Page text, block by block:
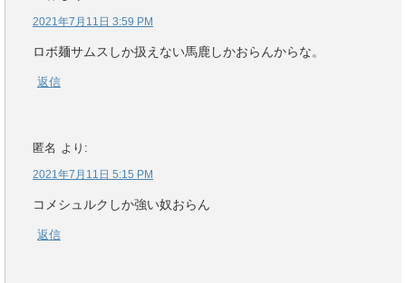
2021年7月11日 3:59 PM
ロボ麺サムスしか扱えない馬鹿しかおらんからな。
返信
匿名 より:
2021年7月11日 5:15 PM
コメシュルクしか強い奴おらん
返信